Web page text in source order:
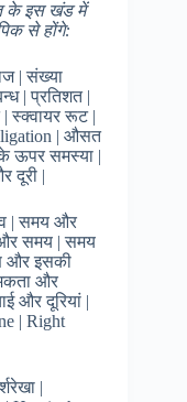
के इस खंड में
से होंगे:
| संख्या
| प्रतिशत |
स्क्वायर रूट |
| औसत
के ऊपर समस्या |
दूरी |
| समय और
और समय | समय
और इसकी
और
और दूरियां |
| Right
|